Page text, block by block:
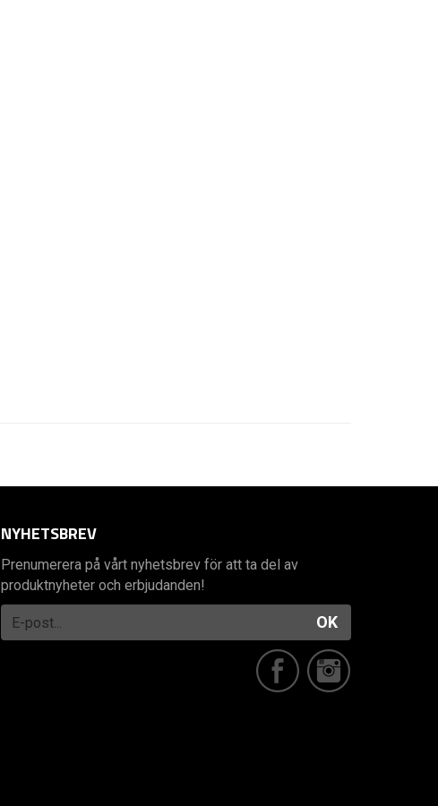
NYHETSBREV
Prenumerera på vårt nyhetsbrev för att ta del av
produktnyheter och erbjudanden!
OK